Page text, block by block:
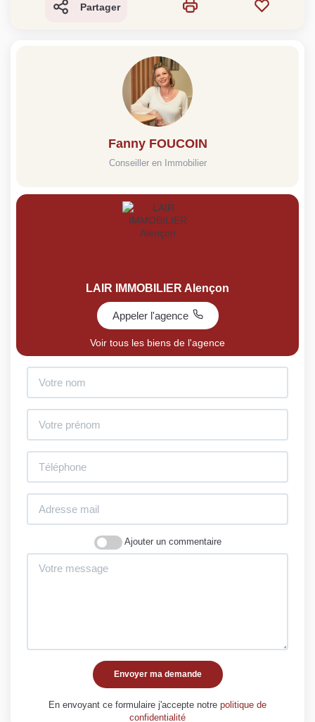
Partager
Fanny FOUCOIN
Conseiller en Immobilier
LAIR IMMOBILIER Alençon
Appeler l'agence
Voir tous les biens de l'agence
Ajouter un commentaire
Envoyer ma demande
En envoyant ce formulaire j'accepte notre politique de
confidentialité